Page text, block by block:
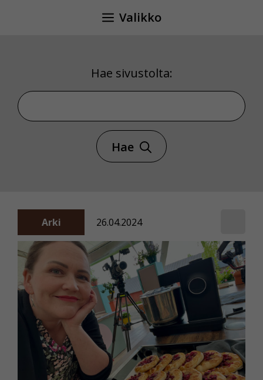
Valikko
Hae sivustolta:
Hae sivustolta
Hae
Arki 26.04.2024